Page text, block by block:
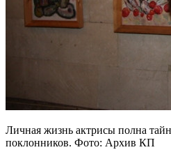
Личная жизнь актрисы полна
поклонников. Фото: Архив КП